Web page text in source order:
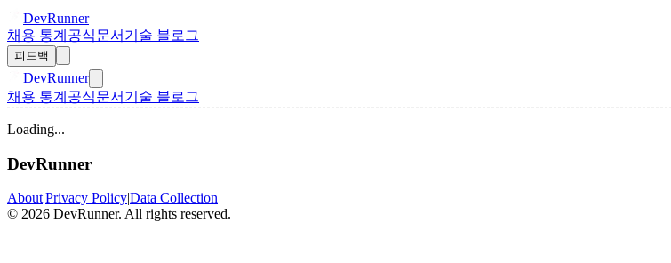
DevRunner
채용 통계 공식문서 기술 블로그
피드백
DevRunner
채용 통계 공식문서 기술 블로그
Loading...
DevRunner
About|Privacy Policy|Data Collection
© 2026 DevRunner. All rights reserved.